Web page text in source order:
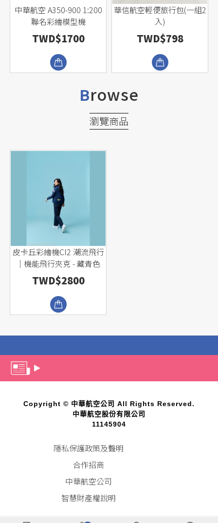
中華航空 A350-900 1:200
聯名彩繪模型機
TWD$1700
華信航空輕便旅行包(一組2
入)
TWD$798
Browse
瀏覽商品
皮卡丘彩繪機CI2 潮流飛行
｜機能飛行夾克 - 藏青色
TWD$2800
Copyright © 中華航空公司 All Rights Reserved.
中華航空股份有限公司
11145904
隱私保護政策及聲明
合作招商
中華航空公司
智慧財產權說明